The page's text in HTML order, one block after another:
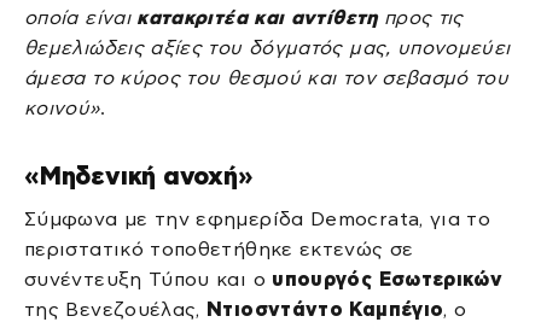
οποία είναι κατακριτέα και αντίθετηπρος τις
θεμελιώδεις αξίες του δόγματός μας, υπονομεύει
άμεσα το κύρος του θεσμού και τον σεβασμό του
κοινού».
«Μηδενική ανοχή»
Σύμφωνα με την εφημερίδα Democrata, για το
περιστατικό τοποθετήθηκε εκτενώς σε
συνέντευξη Τύπου και ο υπουργός Εσωτερικών
της Βενεζουέλας, Ντιοσντάντο Καμπέγιο, ο